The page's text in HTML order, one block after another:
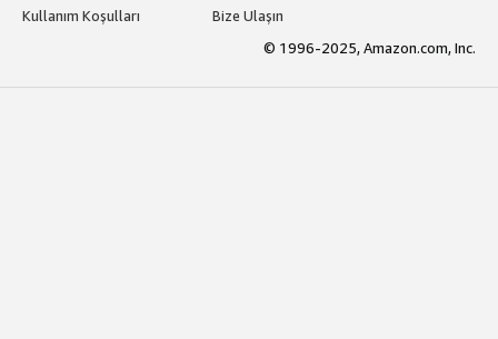
Kullanım Koşulları
Bize Ulaşın
© 1996-2025, Amazon.com, Inc.